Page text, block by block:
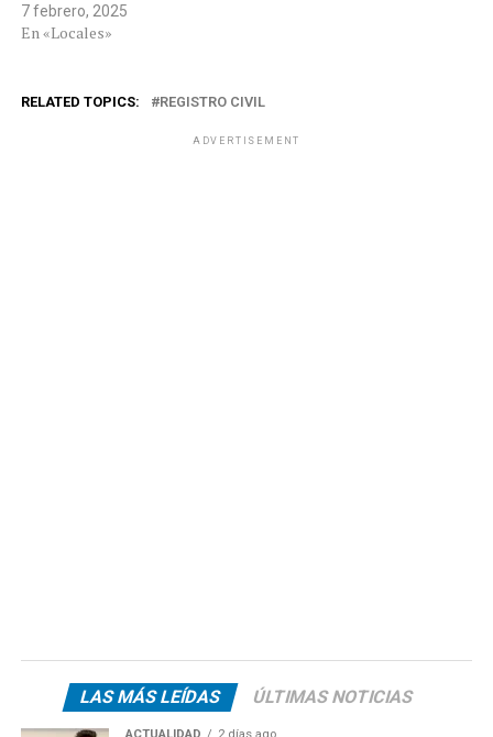
7 febrero, 2025
En «Locales»
RELATED TOPICS: REGISTRO CIVIL
ADVERTISEMENT
LAS MÁS LEÍDAS ÚLTIMAS NOTICIAS
ACTUALIDAD 2 días ago